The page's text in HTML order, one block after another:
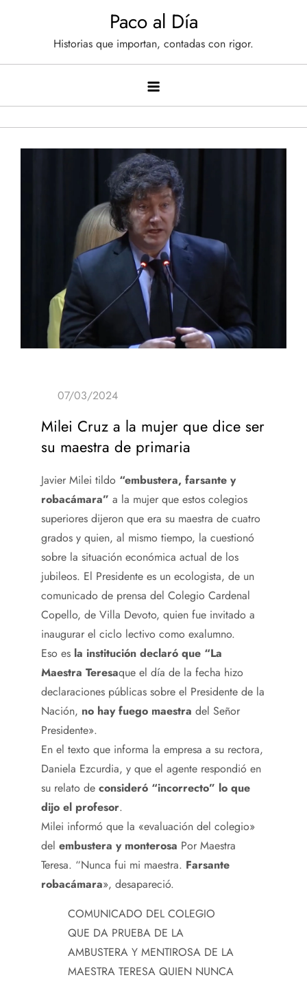
Paco al Día
Historias que importan, contadas con rigor.
Milei Cruz a la mujer que dice ser
su maestra de primaria
Javier Milei tildo “embustera, farsante y
robacámara” a la mujer que estos colegios
superiores dijeron que era su maestra de cuatro
grados y quien, al mismo tiempo, la cuestionó
sobre la situación económica actual de los
jubileos. El Presidente es un ecologista, de un
comunicado de prensa del Colegio Cardenal
Copello, de Villa Devoto, quien fue invitado a
inaugurar el ciclo lectivo como exalumno.
Eso es la institución declaró que “La
Maestra Teresaque el día de la fecha hizo
declaraciones públicas sobre el Presidente de la
Nación, no hay fuego maestra del Señor
Presidente».
En el texto que informa la empresa a su rectora,
Daniela Ezcurdia, y que el agente respondió en
su relato de consideró “incorrecto” lo que
dijo el profesor.
Milei informó que la «evaluación del colegio»
del embustera y monterosa Por Maestra
Teresa. “Nunca fui mi maestra. Farsante
robacámara», desapareció.
COMUNICADO DEL COLEGIO
QUE DA PRUEBA DE LA
AMBUSTERA Y MENTIROSA DE LA
MAESTRA TERESA QUIEN NUNCA